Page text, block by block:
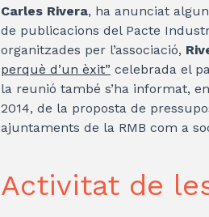
Carles Rivera, ha anunciat
de publicacions del Pacte
organitzades per l’associació,
perquè d’un èxit” celebrada el
la reunió també s’ha informat,
2014, de la proposta de
ajuntaments de la RMB com a
Activitat de